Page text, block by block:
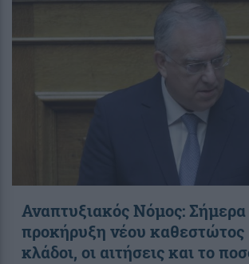
Αναπτυξιακός Νόμος: Σήμερα
προκήρυξη νέου καθεστώτος
κλάδοι, οι αιτήσεις και το